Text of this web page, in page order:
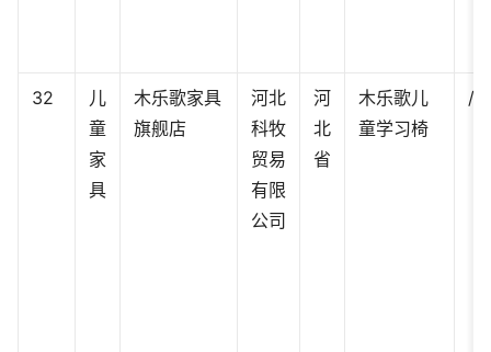
32
儿
童
家
具
木乐歌家具
旗舰店
河北
科牧
贸易
有限
公司
河
北
省
木乐歌儿
童学习椅
/